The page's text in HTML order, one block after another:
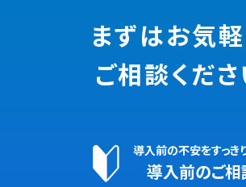
まずはお気
ご相談くだ
導入前の不安をすっき
導入前のご相